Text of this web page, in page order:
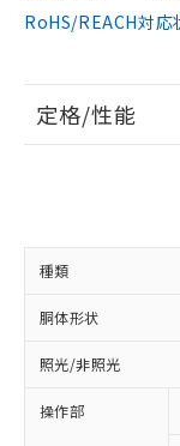
RoHS/REACH対応
定格/性能
種類
胴体形状
照光/非照光
操作部